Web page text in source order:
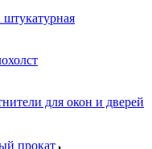
штукатурная
для окон и дверей
прокат